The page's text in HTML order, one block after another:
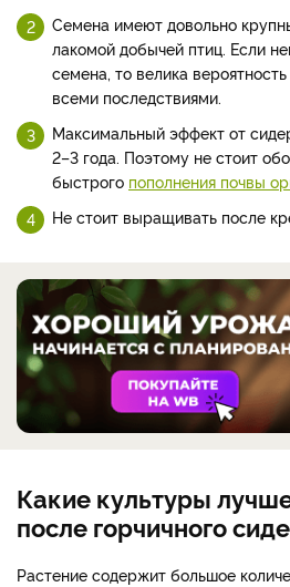
Семена имеют довольно
лакомой добычей птиц. Если
семена, то велика
всеми последствиями.
Максимальный эффект от
2–3 года. Поэтому не стоит
быстрого пополнения почвы
Не стоит выращивать после
Какие культуры
после горчичного
Растение содержит большое